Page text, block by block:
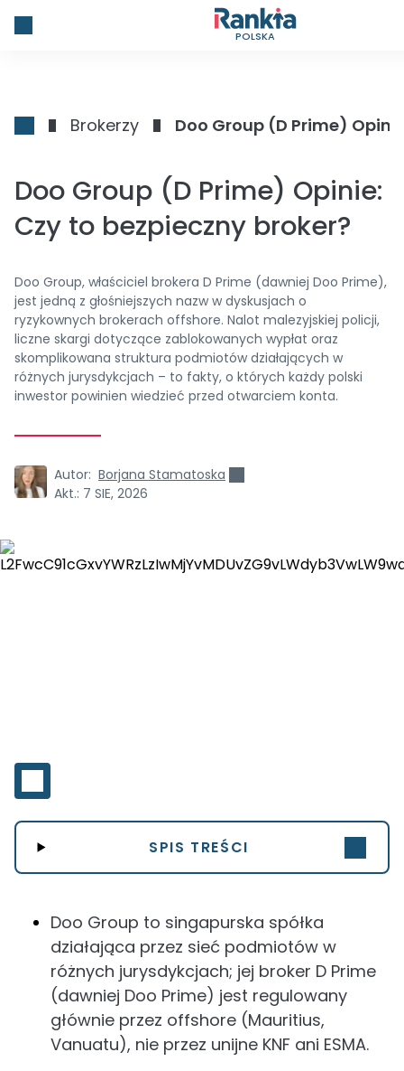
POLSKA
Brokerzy Doo Group (D Prime)
Doo Group (D Prime) Opinie:
Czy to bezpieczny broker?
Doo Group, właściciel brokera D Prime (dawniej Doo Prime),
jest jedną z głośniejszych nazw w dyskusjach o
ryzykownych brokerach offshore. Nalot malezyjskiej policji,
liczne skargi dotyczące zablokowanych wypłat oraz
skomplikowana struktura podmiotów działających w
różnych jurysdykcjach – to fakty, o których każdy polski
inwestor powinien wiedzieć przed otwarciem konta.
Autor: Borjana Stamatoska
Akt.: 7 SIE, 2026
SPIS TREŚCI
Doo Group to singapurska spółka
działająca przez sieć podmiotów w
różnych jurysdykcjach; jej broker D Prime
(dawniej Doo Prime) jest regulowany
głównie przez offshore (Mauritius,
Vanuatu), nie przez unijne KNF ani ESMA.